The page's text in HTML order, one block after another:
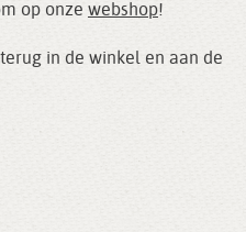
op onze webshop!
in de winkel en aan de